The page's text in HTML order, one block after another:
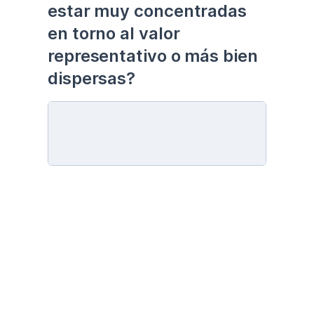
estar muy concentradas
en torno al valor
representativo o más bien
dispersas?